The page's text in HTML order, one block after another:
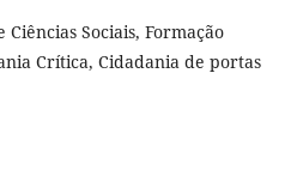
Ciências Sociais, Formação
Crítica, Cidadania de portas